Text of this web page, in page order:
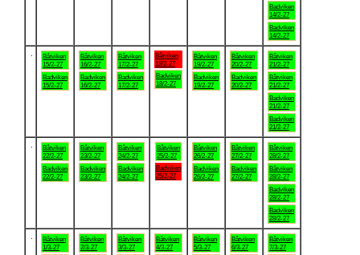
Badviken
14/2-27
Badviken
14/2-27
Båtviken
15/2-27
Badviken
15/2-27
Båtviken
16/2-27
Badviken
16/2-27
Båtviken
17/2-27
Badviken
17/2-27
Båtviken
18/2-27
Badviken
18/2-27
Båtviken
19/2-27
Badviken
19/2-27
Båtviken
20/2-27
Badviken
20/2-27
Båtviken
21/2-27
Båtviken
21/2-27
Badviken
21/2-27
Badviken
21/2-27
Båtviken
22/2-27
Badviken
22/2-27
Båtviken
23/2-27
Badviken
23/2-27
Båtviken
24/2-27
Badviken
24/2-27
Båtviken
25/2-27
Badviken
25/2-27
Båtviken
26/2-27
Badviken
26/2-27
Båtviken
27/2-27
Badviken
27/2-27
Båtviken
28/2-27
Båtviken
28/2-27
Badviken
28/2-27
Badviken
28/2-27
Båtviken
1/3-27
Båtviken
2/3-27
Båtviken
3/3-27
Båtviken
4/3-27
Båtviken
5/3-27
Båtviken
6/3-27
Båtviken
7/3-27